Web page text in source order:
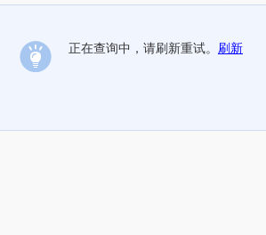
正在查询中，请刷新重试。 刷新